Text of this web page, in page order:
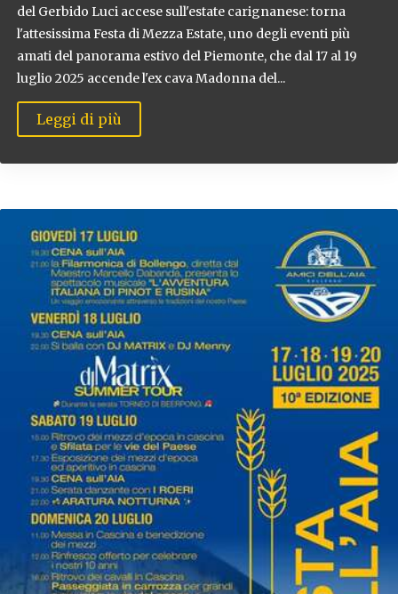
del Gerbido Luci accese sull'estate carignanese: torna
l'attesissima Festa di Mezza Estate, uno degli eventi più
amati del panorama estivo del Piemonte, che dal 17 al 19
luglio 2025 accende l'ex cava Madonna del...
Leggi di più